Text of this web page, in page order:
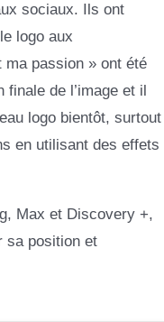
sociaux. Ils ont
logo aux
passion » ont été
de l’image et il
logo bientôt, surtout
en utilisant des effets
Max et Discovery +,
sa position et